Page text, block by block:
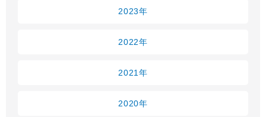
2023年
2022年
2021年
2020年